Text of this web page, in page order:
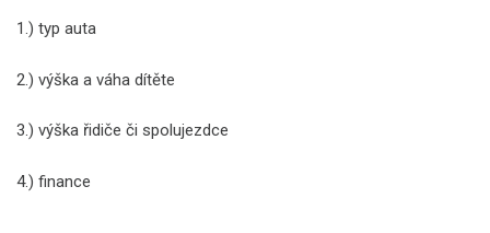
1.) typ auta
2.) výška a váha dítěte
3.) výška řidiče či spolujezdce
4.) finance